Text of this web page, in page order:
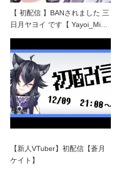
【 初配信 】BANされました 三
日月ヤヨイ です【 Yayoi_Mi…
【新人VTuber】初配信【蒼月
ケイト】